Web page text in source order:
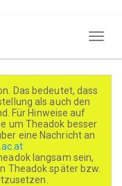
Das bedeutet, dass
als auch den
Für Hinweise auf
um Theadok besser
eine Nachricht an
langsam sein,
Theadok später bzw.